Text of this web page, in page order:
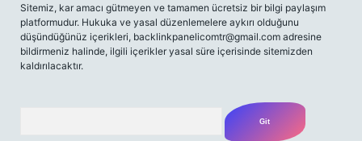
Sitemiz, kar amacı gütmeyen ve tamamen ücretsiz bir bilgi paylaşım
platformudur. Hukuka ve yasal düzenlemelere aykırı olduğunu
düşündüğünüz içerikleri, backlinkpanelicomtr@gmail.com adresine
bildirmeniz halinde, ilgili içerikler yasal süre içerisinde sitemizden
kaldırılacaktır.